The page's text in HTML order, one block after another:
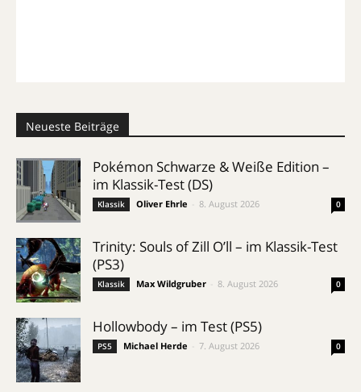
Neueste Beiträge
Pokémon Schwarze & Weiße Edition –
im Klassik-Test (DS)
Klassik Oliver Ehrle 8. August 2026 0
Trinity: Souls of Zill O’ll – im Klassik-Test
(PS3)
Klassik Max Wildgruber 8. August 2026 0
Hollowbody – im Test (PS5)
PS5 Michael Herde 7. August 2026 0